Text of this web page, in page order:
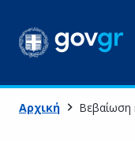
Αρχική Βεβαίωση